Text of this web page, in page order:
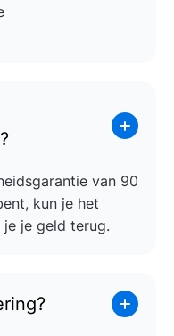
van 90
kun je het
je geld terug.